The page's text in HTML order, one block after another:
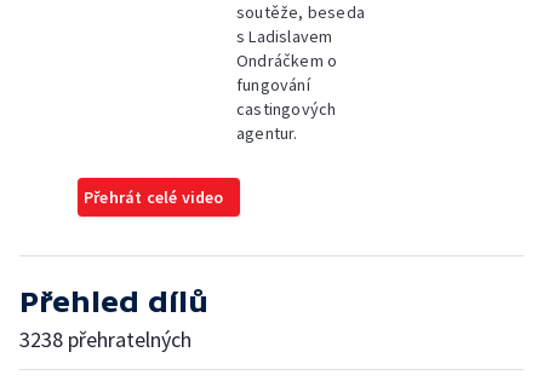
soutěže, beseda
s Ladislavem
Ondráčkem o
fungování
castingových
agentur.
Přehrát celé video
Přehled dílů
3238 přehratelných